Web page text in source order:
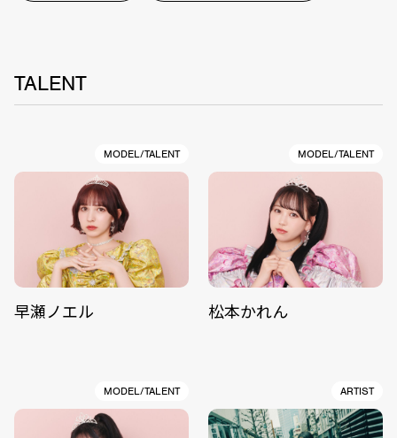
TALENT
MODEL/TALENT
早瀬ノエル
MODEL/TALENT
松本かれん
MODEL/TALENT ARTIST